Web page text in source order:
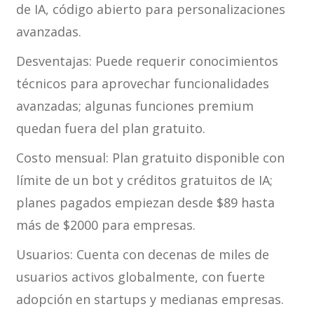
de IA, código abierto para personalizaciones
avanzadas.
Desventajas: Puede requerir conocimientos
técnicos para aprovechar funcionalidades
avanzadas; algunas funciones premium
quedan fuera del plan gratuito.
Costo mensual: Plan gratuito disponible con
límite de un bot y créditos gratuitos de IA;
planes pagados empiezan desde $89 hasta
más de $2000 para empresas.
Usuarios: Cuenta con decenas de miles de
usuarios activos globalmente, con fuerte
adopción en startups y medianas empresas.